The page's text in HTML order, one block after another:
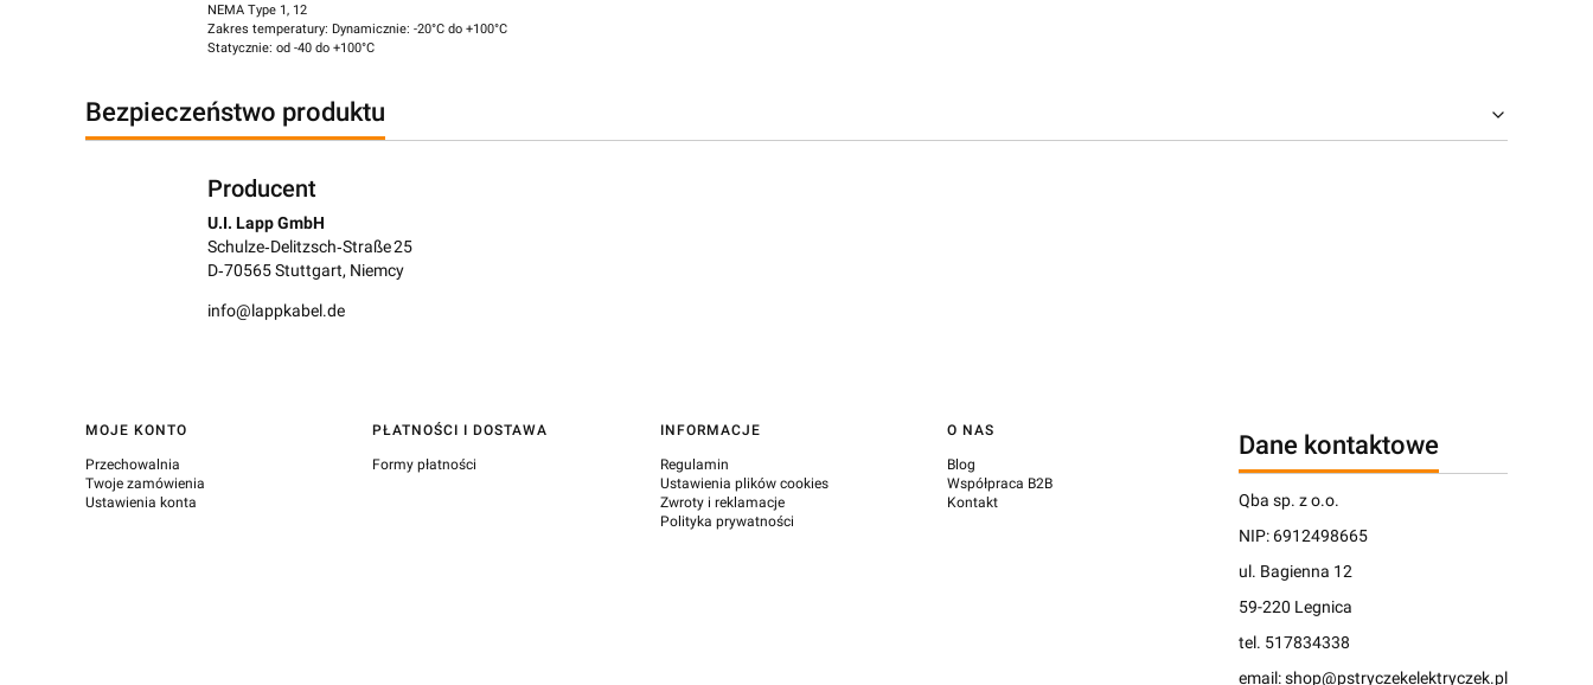
NEMA Type 1, 12
Zakres temperatury: Dynamicznie: -20°C do +100°C
Statycznie: od -40 do +100°C
Bezpieczeństwo produktu
Producent
U.I. Lapp GmbH
Schulze‑Delitzsch‑Straße 25
D‑70565 Stuttgart, Niemcy
info@lappkabel.de
Linki w stopce
MOJE KONTO
Przechowalnia
Twoje zamówienia
Ustawienia konta
PŁATNOŚCI I DOSTAWA
Formy płatności
INFORMACJE
Regulamin
Ustawienia plików cookies
Zwroty i reklamacje
Polityka prywatności
O NAS
Blog
Współpraca B2B
Kontakt
Dane kontaktowe
Qba sp. z o.o.
NIP: 6912498665
ul. Bagienna 12
59-220 Legnica
tel. 517834338
email: shop@pstryczekelektryczek.pl